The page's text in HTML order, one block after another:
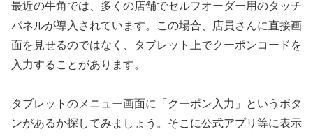
最近の牛角では、多くの店舗でセルフオーダー用のタッチ
パネルが導入されています。この場合、店員さんに直接画
面を見せるのではなく、タブレット上でクーポンコードを
入力することがあります。
タブレットのメニュー画面に「クーポン入力」というボタ
ンがあるか探してみましょう。そこに公式アプリ等に表示